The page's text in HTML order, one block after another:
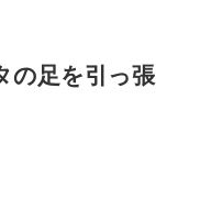
の足を引っ張